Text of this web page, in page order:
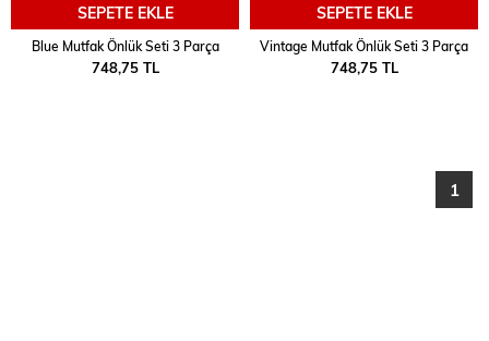
SEPETE EKLE
Blue Mutfak Önlük Seti 3 Parça
748,75 TL
SEPETE EKLE
Vintage Mutfak Önlük Seti 3 Parça
748,75 TL
1